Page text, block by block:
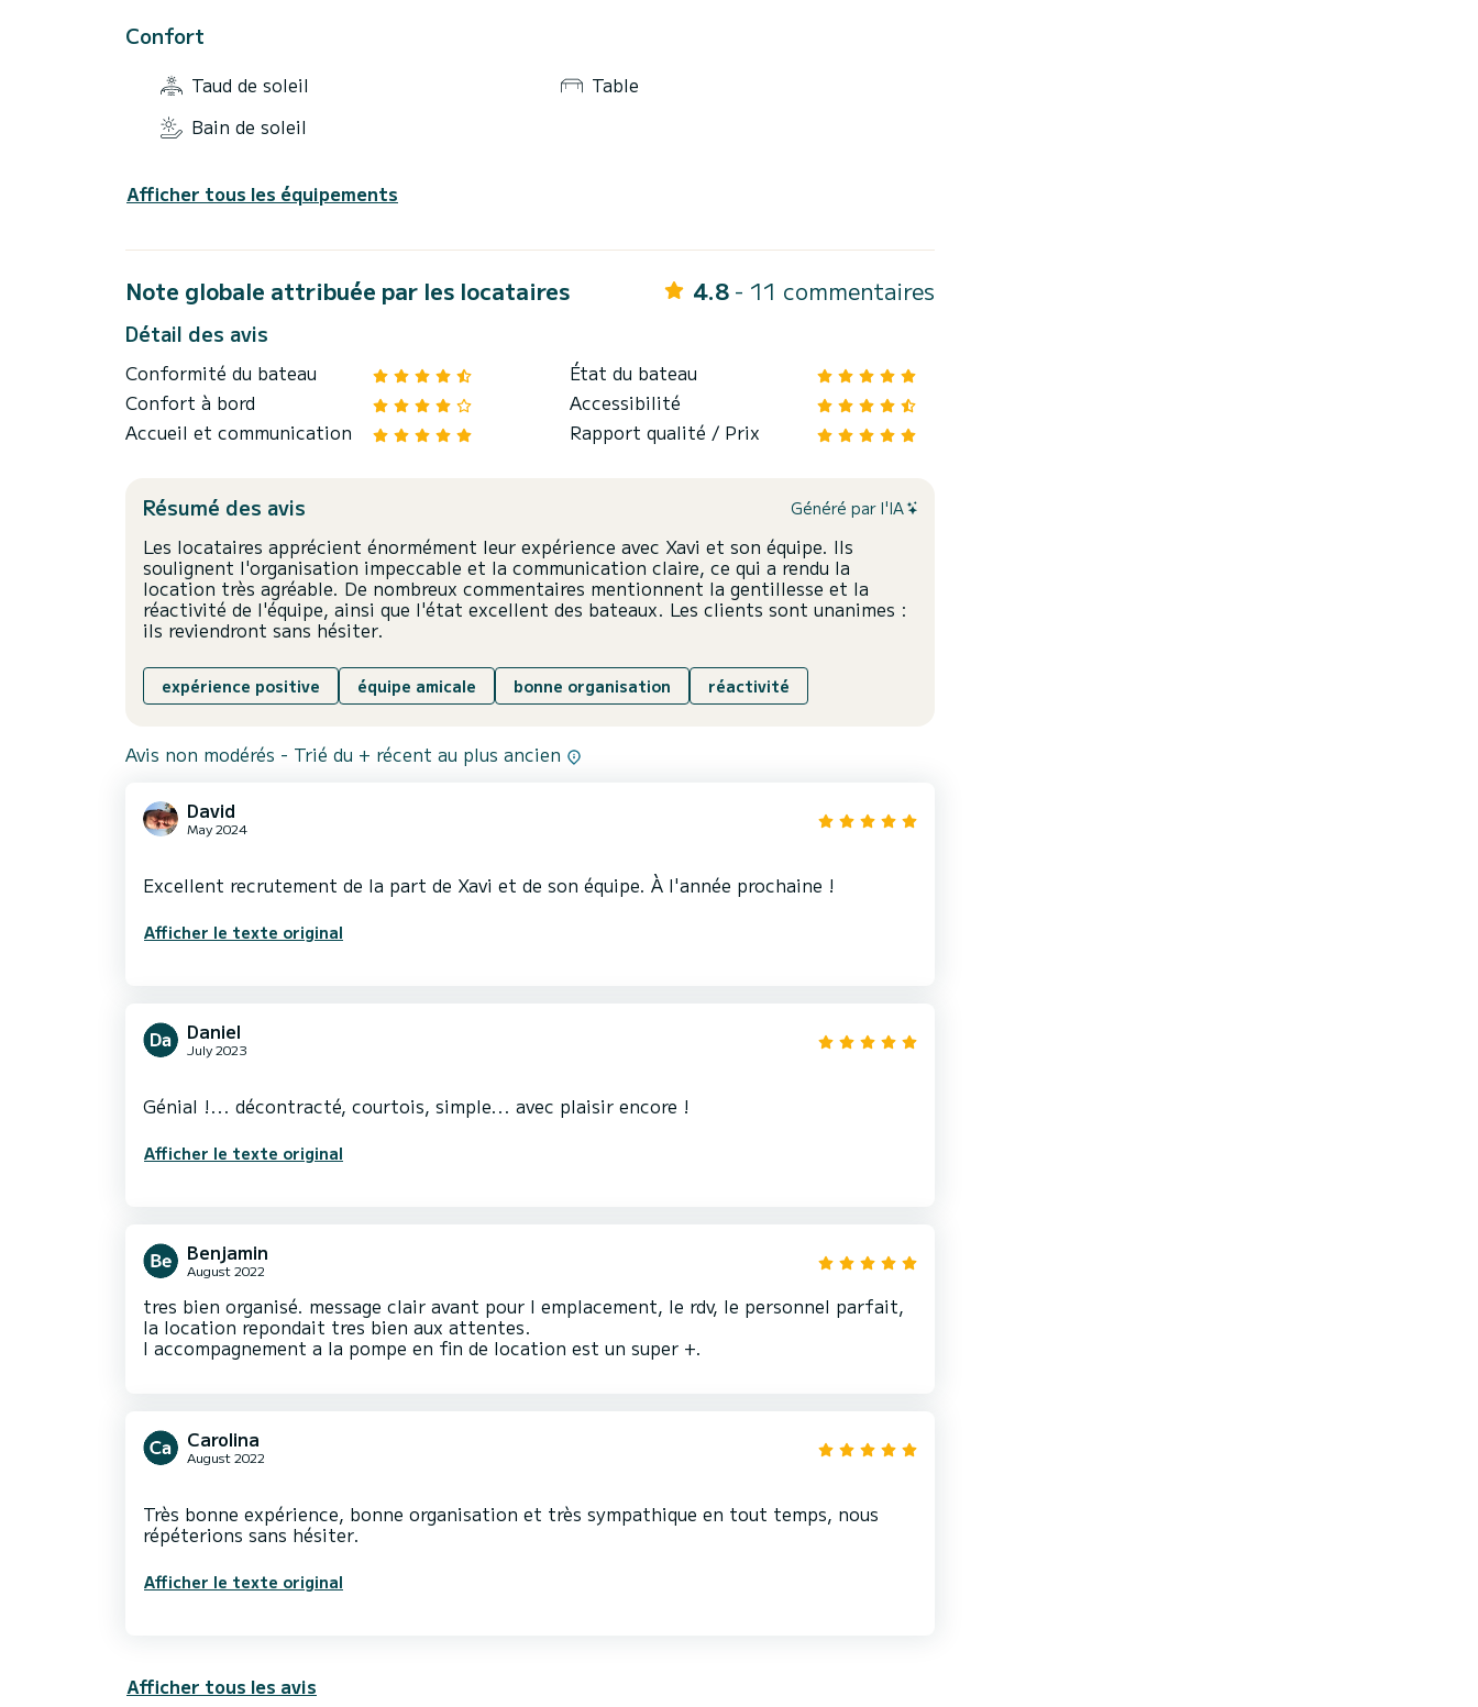
Confort
Taud de soleil
Table
Bain de soleil
Afficher tous les équipements
Note globale attribuée par les locataires 4.8 - 11 commentaires
Détail des avis
Conformité du bateau
État du bateau
Confort à bord
Accessibilité
Accueil et communication
Rapport qualité / Prix
Résumé des avis Généré par l'IA
Les locataires apprécient énormément leur expérience avec Xavi et son équipe. Ils
soulignent l'organisation impeccable et la communication claire, ce qui a rendu la
location très agréable. De nombreux commentaires mentionnent la gentillesse et la
réactivité de l'équipe, ainsi que l'état excellent des bateaux. Les clients sont unanimes :
ils reviendront sans hésiter.
expérience positive équipe amicale bonne organisation réactivité
Avis non modérés - Trié du + récent au plus ancien
David
May 2024
Afficher le texte original
Daniel
July 2023
Afficher le texte original
Benjamin
August 2022
tres bien organisé. message clair avant pour l emplacement, le rdv, le personnel parfait,
la location repondait tres bien aux attentes.
l accompagnement a la pompe en fin de location est un super +.
Carolina
August 2022
Très bonne expérience, bonne organisation et très sympathique en tout temps, nous
Afficher le texte original
Afficher tous les avis